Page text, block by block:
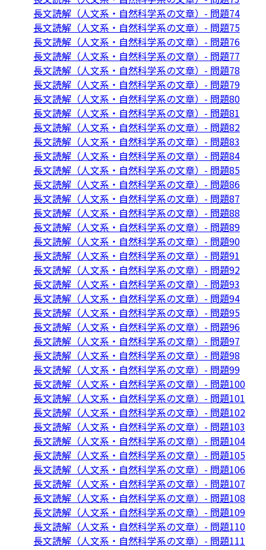
長文読解（人文系・自然科学系の文章）- 問題74
長文読解（人文系・自然科学系の文章）- 問題75
長文読解（人文系・自然科学系の文章）- 問題76
長文読解（人文系・自然科学系の文章）- 問題77
長文読解（人文系・自然科学系の文章）- 問題78
長文読解（人文系・自然科学系の文章）- 問題79
長文読解（人文系・自然科学系の文章）- 問題80
長文読解（人文系・自然科学系の文章）- 問題81
長文読解（人文系・自然科学系の文章）- 問題82
長文読解（人文系・自然科学系の文章）- 問題83
長文読解（人文系・自然科学系の文章）- 問題84
長文読解（人文系・自然科学系の文章）- 問題85
長文読解（人文系・自然科学系の文章）- 問題86
長文読解（人文系・自然科学系の文章）- 問題87
長文読解（人文系・自然科学系の文章）- 問題88
長文読解（人文系・自然科学系の文章）- 問題89
長文読解（人文系・自然科学系の文章）- 問題90
長文読解（人文系・自然科学系の文章）- 問題91
長文読解（人文系・自然科学系の文章）- 問題92
長文読解（人文系・自然科学系の文章）- 問題93
長文読解（人文系・自然科学系の文章）- 問題94
長文読解（人文系・自然科学系の文章）- 問題95
長文読解（人文系・自然科学系の文章）- 問題96
長文読解（人文系・自然科学系の文章）- 問題97
長文読解（人文系・自然科学系の文章）- 問題98
長文読解（人文系・自然科学系の文章）- 問題99
長文読解（人文系・自然科学系の文章）- 問題100
長文読解（人文系・自然科学系の文章）- 問題101
長文読解（人文系・自然科学系の文章）- 問題102
長文読解（人文系・自然科学系の文章）- 問題103
長文読解（人文系・自然科学系の文章）- 問題104
長文読解（人文系・自然科学系の文章）- 問題105
長文読解（人文系・自然科学系の文章）- 問題106
長文読解（人文系・自然科学系の文章）- 問題107
長文読解（人文系・自然科学系の文章）- 問題108
長文読解（人文系・自然科学系の文章）- 問題109
長文読解（人文系・自然科学系の文章）- 問題110
長文読解（人文系・自然科学系の文章）- 問題111